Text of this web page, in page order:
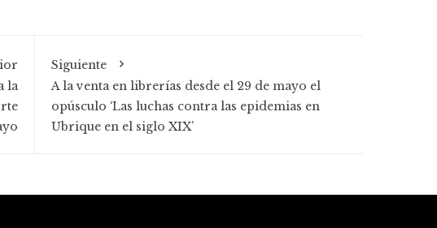
la
Siguiente
A la venta en librerías desde el 29 de mayo el
opúsculo ‘Las luchas contra las epidemias en
Ubrique en el siglo XIX’